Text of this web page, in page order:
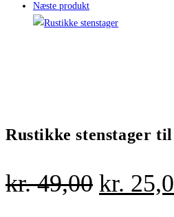
Næste produkt
Rustikke stenstager
kr.49,00 Den
kr.